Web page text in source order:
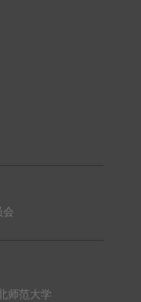
会
师范大学